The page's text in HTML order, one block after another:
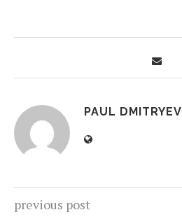
PAUL DMITRYEV
previous post